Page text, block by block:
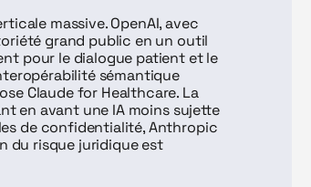
massive. OpenAI, avec
grand public en un outil
pour le dialogue patient et le
sémantique
Claude for Healthcare. La
en avant une IA moins sujette
de confidentialité, Anthropic
du risque juridique est